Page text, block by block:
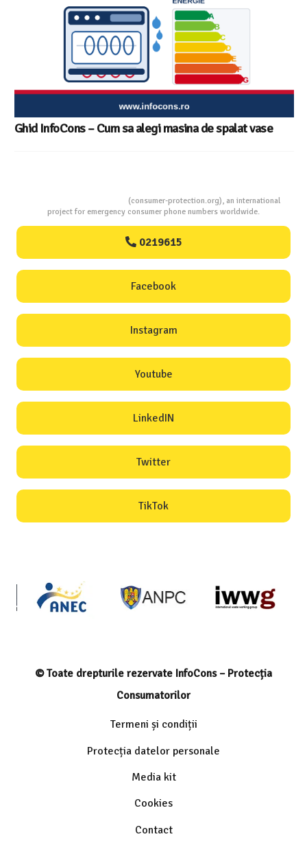
vase
(consumer-protection.org), an international
project for emergency consumer phone numbers worldwide.
0219615
Facebook
Instagram
Youtube
LinkedIN
Twitter
TikTok
© Toate drepturile rezervate InfoCons – Protecția
Consumatorilor
Termeni și condiții
Protecția datelor personale
Media kit
Cookies
Contact